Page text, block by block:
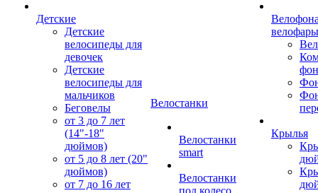
Детские
Детские
велосипеды для
девочек
Детские
велосипеды для
мальчиков
Беговелы
от 3 до 7 лет
(14"-18"
дюймов)
от 5 до 8 лет (20"
дюймов)
от 7 до 16 лет
Велостанки
Велостанки
smart
Велостанки
под колесо
велофары
Крылья